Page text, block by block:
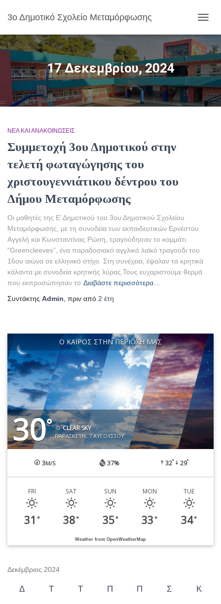
3ο Δημοτικό Σχολείο Μεταμόρφωσης
17 Δεκεμβρίου, 2024
ΝΈΑ ΚΑΙ ΑΝΑΚΟΙΝΏΣΕΙΣ
Συμμετοχή 3ου Δημοτικού στην
τελετή φωταγώγησης του
χριστουγεννιάτικου δέντρου του
Δήμου Μεταμόρφωσης
Οι μαθητές της Ε’ Δημοτικού του 3ου Δημοτικού Σχολείου
Μεταμόρφωσης, με τη συνοδεία των εκπαιδευτικών Ερνέστου
Αγγελή και Κωνσταντίνας Ρώση, τραγούδησαν το κομμάτι
“Greencleeves”, ένα παραδοσιακό αγγλικό λαϊκό τραγούδι του
16ου αιώνα σε ελληνικό στίχο. Στη συνέχεια, έψαλαν τα κρητικά
κάλαντα με συνοδεία κρητικής λύρας.Τους ευχαριστούμε θερμά
που εκπροσώπησαν το Διαβάστε περισσότερα…
Συντάκτης Admin , πριν από 2 έτη
Ο ΚΑΙΡΌΣ ΣΤΗΝ ΠΕΡΙΟΧΉ ΜΑΣ
30° CLEAR SKY
ΠΑΡΑΣΚΕΥΉ, 7 ΑΥΓΟΎΣΤΟΥ
3M/S 37% 32° 29°
FRI
31 °
SAT
38°
SUN
35°
MON
33 °
TUE
34°
Weather from OpenWeatherMap
Δεκέμβριος 2024
Δ Τ Τ Π Π Σ Κ